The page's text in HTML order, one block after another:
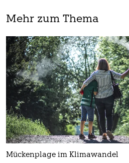
Mehr zum Thema
Mückenplage im Klimawandel